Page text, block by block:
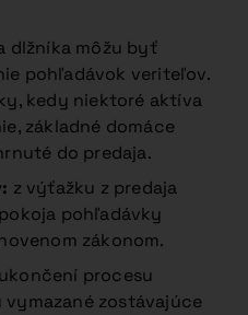
dlžníka môžu byť
pohľadávok veriteľov.
kedy niektoré aktíva
základné domáce
do predaja.
z výťažku z predaja
pohľadávky
zákonom.
procesu
zostávajúce